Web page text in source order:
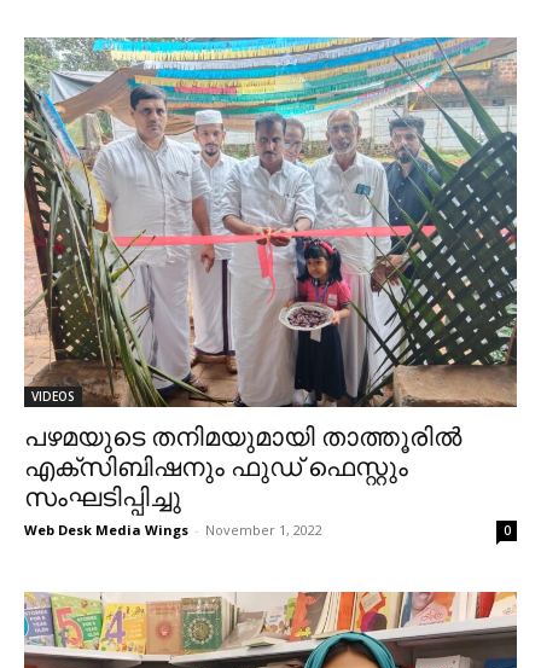
VIDEOS
പഴമയുടെ തനിമയുമായി താത്തൂരിൽ
എക്സിബിഷനും ഫുഡ് ഫെസ്റ്റും
സംഘടിപ്പിച്ചു
Web Desk Media Wings - November 1, 2022 0